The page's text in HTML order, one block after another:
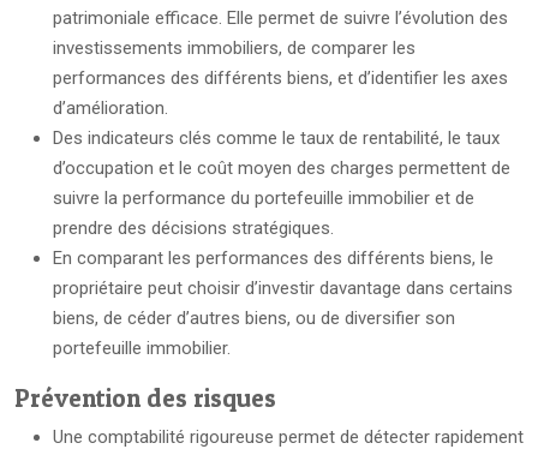
patrimoniale efficace. Elle permet de suivre l’évolution des
investissements immobiliers, de comparer les
performances des différents biens, et d’identifier les axes
d’amélioration.
Des indicateurs clés comme le taux de rentabilité, le taux
d’occupation et le coût moyen des charges permettent de
suivre la performance du portefeuille immobilier et de
prendre des décisions stratégiques.
En comparant les performances des différents biens, le
propriétaire peut choisir d’investir davantage dans certains
biens, de céder d’autres biens, ou de diversifier son
portefeuille immobilier.
Prévention des risques
Une comptabilité rigoureuse permet de détecter rapidement